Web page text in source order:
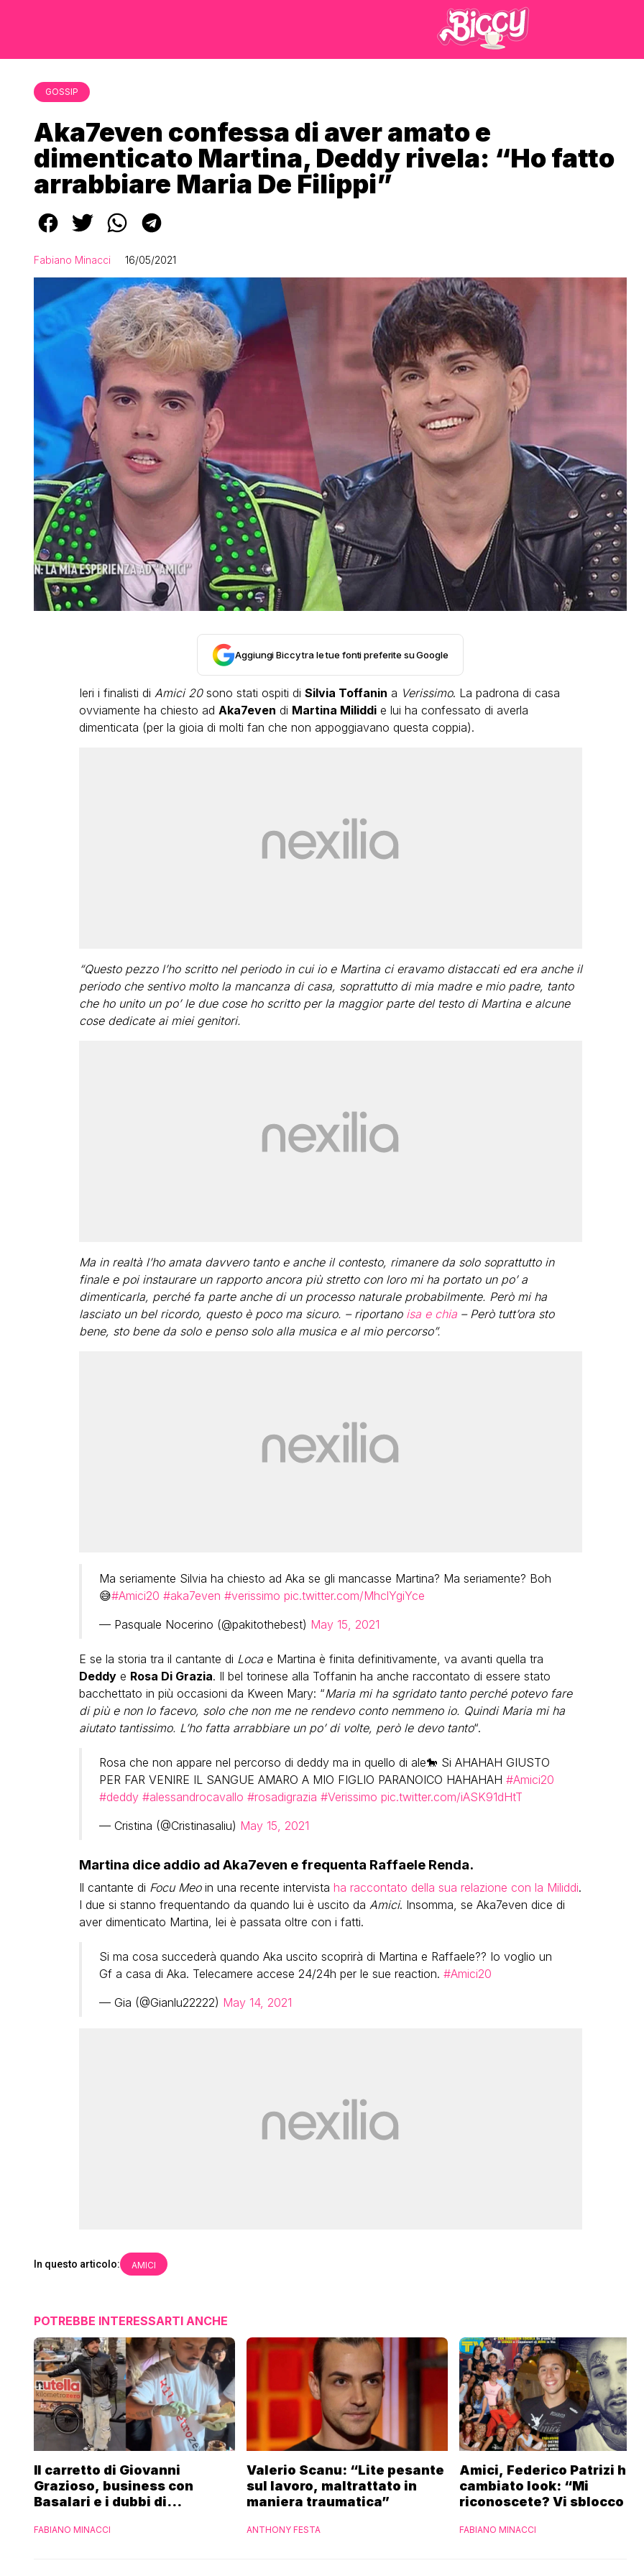
GOSSIP
Aka7even confessa di aver amato e
dimenticato Martina, Deddy rivela: “Ho fatto
arrabbiare Maria De Filippi”
Fabiano Minacci 16/05/2021
Aggiungi Biccy tra le tue fonti preferite su Google
Ieri i finalisti di Amici 20sono stati ospiti di Silvia Toffanin a Verissimo. La padrona di casa
ovviamente ha chiesto ad Aka7even di Martina Miliddie lui ha confessato di averla
dimenticata (per la gioia di molti fan che non appoggiavano questa coppia).
“Questo pezzo l’ho scritto nel periodo in cui io e Martina ci eravamo distaccati ed era anche il
periodo che sentivo molto la mancanza di casa, soprattutto di mia madre e mio padre, tanto
che ho unito un po’ le due cose ho scritto per la maggior parte del testo di Martina e alcune
cose dedicate ai miei genitori.
Ma in realtà l’ho amata davvero tanto e anche il contesto, rimanere da solo soprattutto in
finale e poi instaurare un rapporto ancora più stretto con loro mi ha portato un po’ a
dimenticarla, perché fa parte anche di un processo naturale probabilmente. Però mi ha
lasciato un bel ricordo, questo è poco ma sicuro. – riportano isa e chia– Però tutt’ora sto
bene, sto bene da solo e penso solo alla musica e al mio percorso”.
Ma seriamente Silvia ha chiesto ad Aka se gli mancasse Martina? Ma seriamente? Boh
😅#Amici20 #aka7even #verissimo pic.twitter.com/MhclYgiYce
— Pasquale Nocerino (@pakitothebest) May 15, 2021
E se la storia tra il cantante di Locae Martina è finita definitivamente, va avanti quella tra
Deddye Rosa Di Grazia. Il bel torinese alla Toffanin ha anche raccontato di essere stato
bacchettato in più occasioni da Kween Mary: “Maria mi ha sgridato tanto perché potevo fare
di più e non lo facevo, solo che non me ne rendevo conto nemmeno io. Quindi Maria mi ha
aiutato tantissimo. L’ho fatta arrabbiare un po’ di volte, però le devo tanto“.
Rosa che non appare nel percorso di deddy ma in quello di ale🐎 Si AHAHAH GIUSTO
PER FAR VENIRE IL SANGUE AMARO A MIO FIGLIO PARANOICO HAHAHAH #Amici20
#deddy #alessandrocavallo #rosadigrazia #Verissimo pic.twitter.com/iASK91dHtT
— Cristina (@Cristinasaliu) May 15, 2021
Martina dice addio ad Aka7even e frequenta Raffaele Renda.
Il cantante di Focu Meoin una recente intervista ha raccontato della sua relazione con la Miliddi.
I due si stanno frequentando da quando lui è uscito da Amici. Insomma, se Aka7even dice di
aver dimenticato Martina, lei è passata oltre con i fatti.
Si ma cosa succederà quando Aka uscito scoprirà di Martina e Raffaele?? Io voglio un
Gf a casa di Aka. Telecamere accese 24/24h per le sue reaction. #Amici20
— Gia (@Gianlu22222) May 14, 2021
In questo articolo: AMICI
POTREBBE INTERESSARTI ANCHE
Il carretto di Giovanni
Grazioso, business con
Basalari e i dubbi di
Ferrero”
FABIANO MINACCI
Valerio Scanu: “Lite pesante
sul lavoro, maltrattato in
maniera traumatica”
ANTHONY FESTA
Amici, Federico Patrizi ha
cambiato look: “Mi
riconoscete? Vi sblocco un
FABIANO MINACCI
dive compie 15 anni: il video
completo